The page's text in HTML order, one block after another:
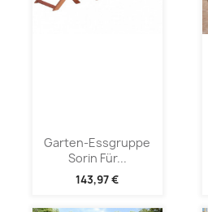
Garten-Essgruppe
Sorin Für...
143,97 €